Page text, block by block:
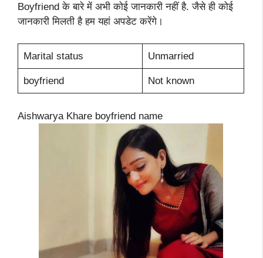
Boyfriend के बारे में अभी कोई जानकारी नहीं है. जैसे ही कोई
जानकारी मिलती है हम यहां अपडेट करेंगे।
Marital status Unmarried
boyfriend Not known
Aishwarya Khare boyfriend name